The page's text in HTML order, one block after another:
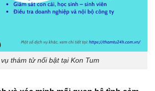
thám tử nổi bật tại Kon Tum